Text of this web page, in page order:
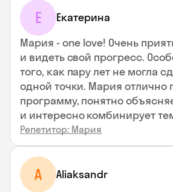
Е Екатерина
Мария - one love! Очень
и видеть свой прогресс.
того, как пару лет не могла
одной точки. Мария отлично
программу, понятно
и интересно комбинирует
Репетитор: Мария
A Aliaksandr